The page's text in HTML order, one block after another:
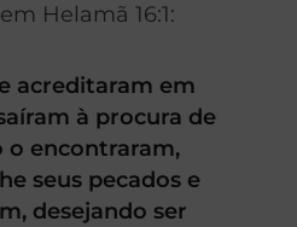
Helamã 16:1:
acreditaram em
à procura de
o encontraram,
seus pecados e
desejando ser